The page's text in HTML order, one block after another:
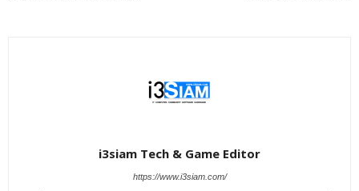
i3siam Tech & Game Editor
https://www.i3siam.com/